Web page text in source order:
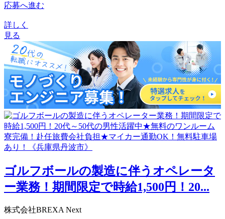
応募へ進む
詳しく
見る
ゴルフボールの製造に伴うオペレータ
ー業務！期間限定で時給1,500円！20...
株式会社BREXA Next